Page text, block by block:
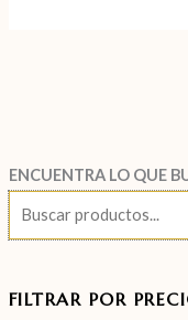
ENCUENTRA LO QUE
FILTRAR POR